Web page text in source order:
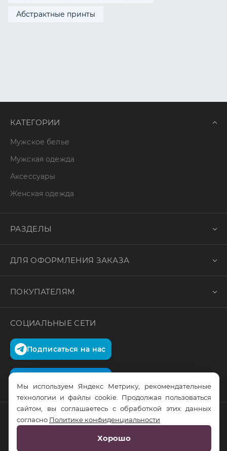
Абстрактные принты
КАТЕГОРИИ
Мужское белье
Мужская одежда
Аксессуары
Женская одежда
РАЗДЕЛЫ
ДЛЯ ОФОРМЛЕНИЯ ЗАКАЗА
ПОКУПАТЕЛЯМ
СОЦИАЛЬНЫЕ СЕТИ
Подписаться на нас
© RusTrus. 2011-2026. Все права защищены
RS Digital
Мы используем Яндекс Метрику, рекомендательные
технологии и файлы cookie. Продолжая пользоваться
сайтом, вы соглашаетесь с обработкой этих данных
согласно Политике конфиденциальности
Хорошо